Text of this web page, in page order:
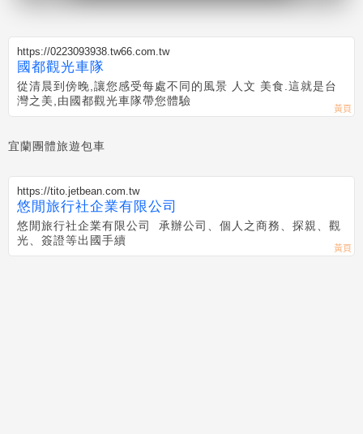
https://0223093938.tw66.com.tw
國都觀光車隊
從清晨到傍晚,讓您感受每處不同的風景 人文 美食.這就是台
灣之美,由國都觀光車隊帶您體驗
宜蘭團體旅遊包車
https://tito.jetbean.com.tw
悠閒旅行社企業有限公司
悠閒旅行社企業有限公司 承辦公司、個人之商務、探親、觀
光、簽證等出國手續